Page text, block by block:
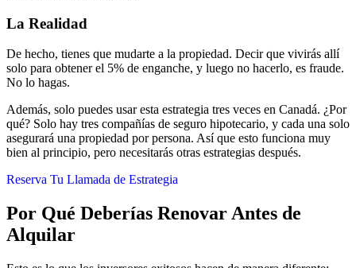
La Realidad
De hecho, tienes que mudarte a la propiedad. Decir que vivirás allí
solo para obtener el 5% de enganche, y luego no hacerlo, es fraude.
No lo hagas.
Además, solo puedes usar esta estrategia tres veces en Canadá. ¿Por
qué? Solo hay tres compañías de seguro hipotecario, y cada una solo
asegurará una propiedad por persona. Así que esto funciona muy
bien al principio, pero necesitarás otras estrategias después.
Reserva Tu Llamada de Estrategia
Por Qué Deberías Renovar Antes de
Alquilar